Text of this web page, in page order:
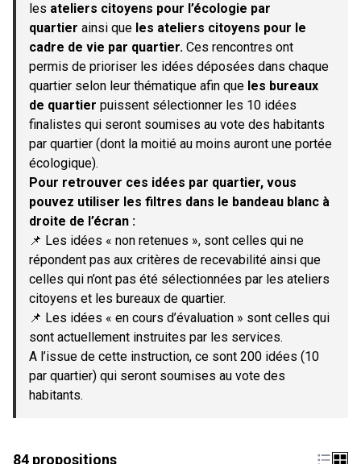
les ateliers citoyens pour l’écologie par
quartier ainsi que les ateliers citoyens pour le
cadre de vie par quartier. Ces rencontres ont
permis de prioriser les idées déposées dans chaque
quartier selon leur thématique afin que les bureaux
de quartier puissent sélectionner les 10 idées
finalistes qui seront soumises au vote des habitants
par quartier (dont la moitié au moins auront une portée
écologique).
Pour retrouver ces idées par quartier, vous
pouvez utiliser les filtres dans le bandeau blanc à
droite de l’écran :
📌 Les idées « non retenues », sont celles qui ne
répondent pas aux critères de recevabilité ainsi que
celles qui n’ont pas été sélectionnées par les ateliers
citoyens et les bureaux de quartier.
📌 Les idées « en cours d’évaluation » sont celles qui
sont actuellement instruites par les services.
A l’issue de cette instruction, ce sont 200 idées (10
par quartier) qui seront soumises au vote des
habitants.
84 propositions